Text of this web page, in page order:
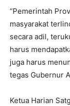
“Pemerintah
masyarakat
secara adil,
harus
juga harus
tegas Gubernur
Ketua Harian